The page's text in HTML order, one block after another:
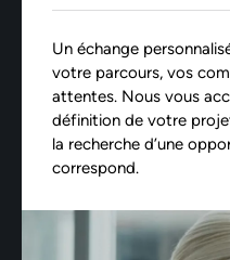
Un échange
votre parcours, vos
attentes. Nous vous
définition de votre
la recherche d’une
correspond.